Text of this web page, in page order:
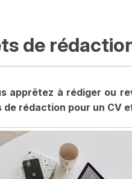
de
apprêtez à rédiger ou
rédaction pour un CV